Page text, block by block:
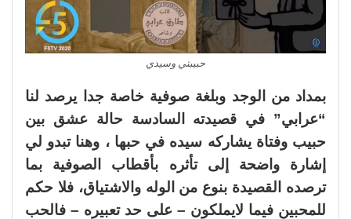
حبيبتي وسيدي
بمداد من الوجد وبلغة صوفية خاصة جدا يرصد لنا
“عرابي” في قصيدته السادسة حالة عشق بين
حبيب وفتاة يشاركه سيده في حبها ، وهنا تبدو لي
إشارة واضحة إلى تأثره بأقطاب الصوفية بما
ترصده القصيدة بنوع من الوله والاشتياق، فلا حكم
للمحبين فيما لايملكون – على حد تعبيره – فالحب